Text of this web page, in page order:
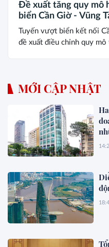
Đề xuất tăng quy mô
biển Cần Giờ - Vũng
Tuyến vượt biển kết nối
đề xuất điều chỉnh quy
MỚI CẬP NHẬT